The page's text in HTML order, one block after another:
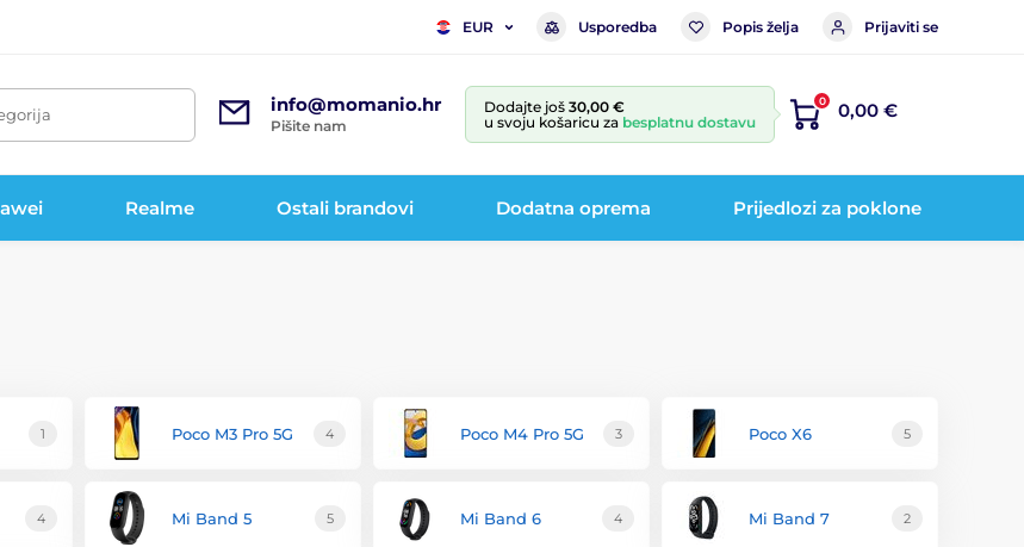
EUR Usporedba Popis želja Prijaviti se
info@momanio.hr
Pišite nam
Dodajte još 30,00 €
u svoju košaricu za besplatnu dostavu
0 0,00 €
Realme Ostali brandovi Dodatna oprema Prijedlozi za poklone
1 Poco M3 Pro 5G 4 Poco M4 Pro 5G 3 Poco X6 5
4 Mi Band 5 5 Mi Band 6 4 Mi Band 7 2